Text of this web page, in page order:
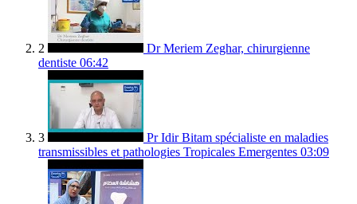
2
Dr Meriem Zeghar, chirurgienne
dentiste 06:42
3
Pr Idir Bitam spécialiste en maladies
transmissibles et pathologies Tropicales Emergentes 03:09